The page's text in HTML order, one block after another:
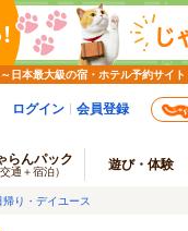
日本最大級の宿・ホテル予約サイト
ログイン 会員登録
らんパック
交通＋宿泊） 遊び・体験
帰り・デイユース